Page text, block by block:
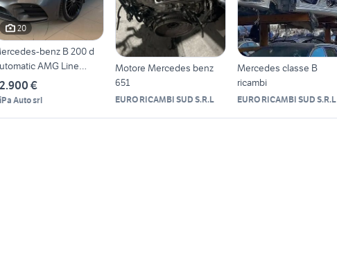
20
benz B 200 d
AMG Line
€
Auto srl
Motore Mercedes benz
651
EURO RICAMBI SUD S.R.L
Mercedes classe B
ricambi
EURO RICAMBI SUD S.R.L